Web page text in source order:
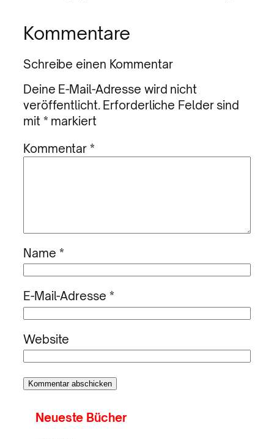
Kommentare
Schreibe einen Kommentar
Deine E-Mail-Adresse wird nicht
veröffentlicht. Erforderliche Felder sind
mit * markiert
Kommentar*
Name *
E-Mail-Adresse *
Website
Neueste Bücher